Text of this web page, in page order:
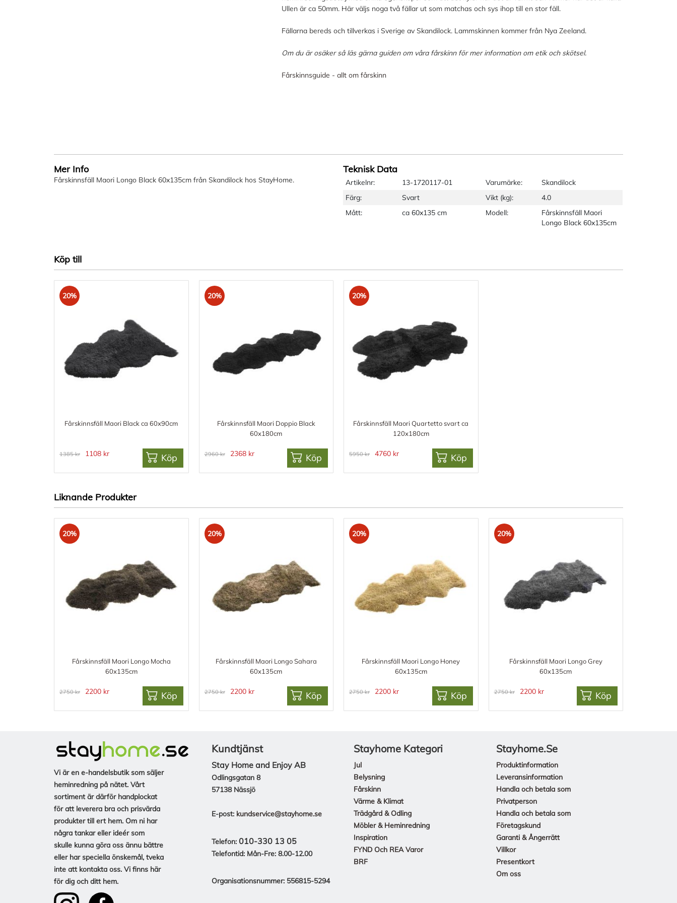
Ullen är ca 50mm. Här väljs noga två fällar ut som matchas och sys ihop till en stor fäll.
Fällarna bereds och tillverkas i Sverige av Skandilock. Lammskinnen kommer från Nya Zeeland.
Om du är osäker så läs gärna guiden om våra fårskinn för mer information om etik och skötsel.
Fårskinnsguide - allt om fårskinn
Mer Info
Fårskinnsfäll Maori Longo Black 60x135cm från Skandilock hos StayHome.
Teknisk Data
Artikelnr: 13-1720117-01 Varumärke:
Skandilock
Färg:
Svart Vikt (kg):
4.0
Mått:
ca 60x135 cm Modell:
Fårskinnsfäll Maori
Longo Black 60x135cm
Köp till
20%
Fårskinnsfäll Maori Black ca 60x90cm
1385 kr 1108 kr Köp
20%
Fårskinnsfäll Maori Doppio Black
60x180cm
2960 kr 2368 kr Köp
20%
Fårskinnsfäll Maori Quartetto svart ca
120x180cm
5950 kr 4760 kr Köp
Liknande Produkter
20%
Fårskinnsfäll Maori Longo Mocha
60x135cm
2750 kr 2200 kr Köp
20%
Fårskinnsfäll Maori Longo Sahara
60x135cm
2750 kr 2200 kr Köp
20%
Fårskinnsfäll Maori Longo Honey
60x135cm
2750 kr 2200 kr Köp
20%
Fårskinnsfäll Maori Longo Grey
60x135cm
2750 kr 2200 kr Köp
Vi är en e-handelsbutik som säljer
heminredning på nätet. Vårt
sortiment är därför handplockat
för att leverera bra och prisvärda
produkter till ert hem. Om ni har
några tankar eller ideér som
skulle kunna göra oss ännu bättre
eller har speciella önskemål, tveka
inte att kontakta oss. Vi finns här
för dig och ditt hem.
Kundtjänst
Stay Home and Enjoy AB
Odlingsgatan 8
57138 Nässjö
E-post: kundservice@stayhome.se
Telefon: 010-330 13 05
Telefontid: Mån-Fre: 8.00-12.00
Organisationsnummer: 556815-5294
Stayhome Kategori
Jul
Belysning
Fårskinn
Värme & Klimat
Trädgård & Odling
Möbler & Heminredning
Inspiration
FYND Och REA Varor
BRF
Stayhome.se
Produktinformation
Leveransinformation
Handla och betala som
Privatperson
Handla och betala som
Företagskund
Garanti & Ångerrätt
Villkor
Presentkort
Om oss